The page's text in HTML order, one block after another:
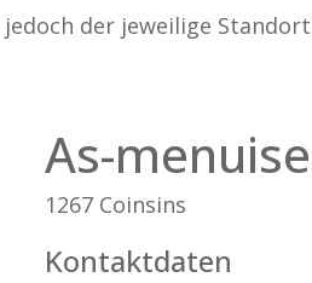
der jeweilige
As-
1267 Coinsins
Kontaktdaten